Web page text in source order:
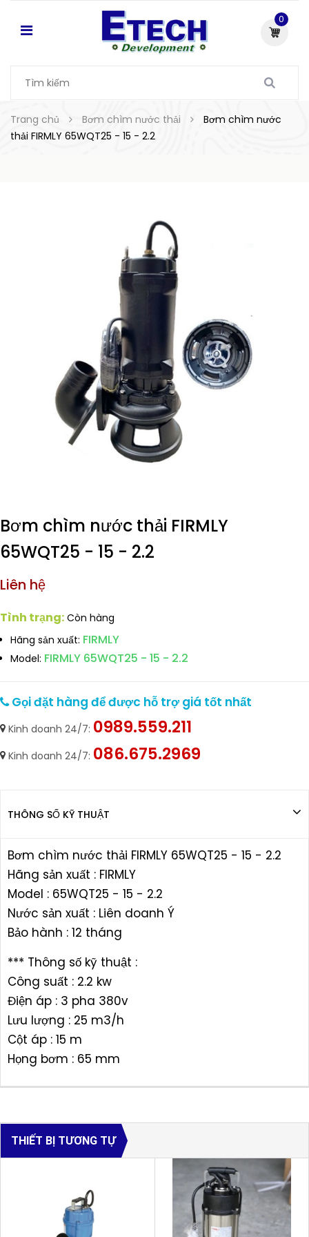
0
Trang chủ Bơm chìm nước thải
Bơm chìm nước
thải FIRMLY 65WQT25 - 15 - 2.2
Bơm chìm nước thải FIRMLY
65WQT25 - 15 - 2.2
Liên hệ
Tình trạng: Còn hàng
Hãng sản xuất: FIRMLY
Model: FIRMLY 65WQT25 - 15 - 2.2
Gọi đặt hàng để được hỗ trợ giá tốt nhất
Kinh doanh 24/7: 0989.559.211
Kinh doanh 24/7: 086.675.2969
THÔNG SỐ KỸ THUẬT
Bơm chìm nước thải FIRMLY 65WQT25 - 15 - 2.2
Hãng sản xuất : FIRMLY
Model : 65WQT25 - 15 - 2.2
Nước sản xuất : Liên doanh Ý
Bảo hành : 12 tháng
*** Thông số kỹ thuật :
Công suất : 2.2 kw
Điện áp : 3 pha 380v
Lưu lượng : 25 m3/h
Cột áp : 15 m
Họng bơm : 65 mm
THIẾT BỊ TƯƠNG TỰ